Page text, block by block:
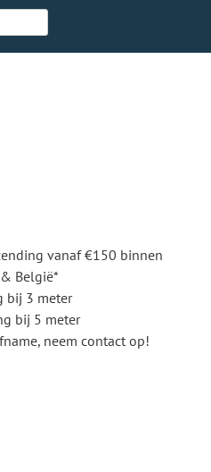
vanaf €150 binnen
België*
bij 3 meter
bij 5 meter
neem contact op!